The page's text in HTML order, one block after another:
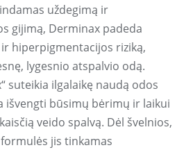
uždegimą ir
gijimą, Derminax padeda
hiperpigmentacijos riziką,
lygesnio atspalvio odą.
suteikia ilgalaikę naudą odos
išvengti būsimų bėrimų ir laikui
veido spalvą. Dėl švelnios,
jis tinkamas